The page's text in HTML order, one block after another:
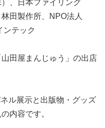
、日本ファイリング
田製作所、NPO法人
ンテック
田屋まんじゅう」の出店
ル展示と出版物・グッズ
内容です。